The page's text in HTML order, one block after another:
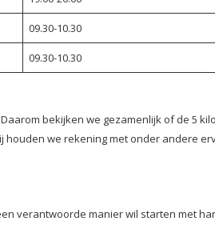
09.30-10.30
09.30-10.30
bekijken we gezamenlijk of de 5
we rekening met onder andere
verantwoorde manier wil starten met